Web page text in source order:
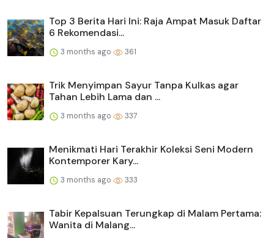
Top 3 Berita Hari Ini: Raja Ampat Masuk Daftar
6 Rekomendasi...
3 months ago 361
Trik Menyimpan Sayur Tanpa Kulkas agar
Tahan Lebih Lama dan ...
3 months ago 337
Menikmati Hari Terakhir Koleksi Seni Modern
Kontemporer Kary...
3 months ago 333
Tabir Kepalsuan Terungkap di Malam Pertama:
Wanita di Malang...